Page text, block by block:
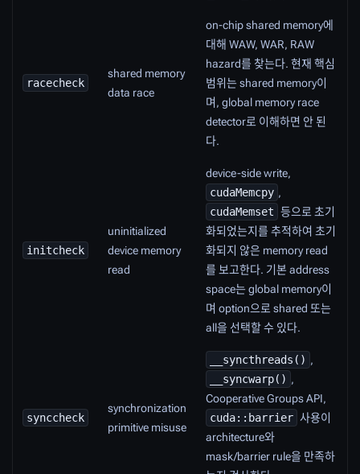
racecheck
shared memory
data race
on-chip shared memory에
대해 WAW, WAR, RAW
hazard를 찾는다. 현재 핵심
범위는 shared memory이
며, global memory race
detector로 이해하면 안 된
다.
initcheck
uninitialized
device memory
read
device-side write,
cudaMemcpy ,
cudaMemset 등으로 초기
화되었는지를 추적하여 초기
화되지 않은 memory read
를 보고한다. 기본 address
space는 global memory이
며 option으로 shared 또는
all을 선택할 수 있다.
synccheck
synchronization
primitive misuse
__syncthreads() ,
__syncwarp() ,
Cooperative Groups API,
cuda::barrier 사용이
architecture와
mask/barrier rule을 만족하